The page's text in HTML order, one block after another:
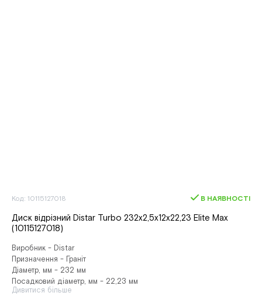
Код: 10115127018 В НАЯВНОСТІ
Диск відрізний Distar Turbo 232x2,5x12x22,23 Elite Max
(10115127018)
Виробник - Distar
Призначення - Граніт
Діаметр, мм - 232 мм
Посадковий діаметр, мм - 22,23 мм
Дивитися більше